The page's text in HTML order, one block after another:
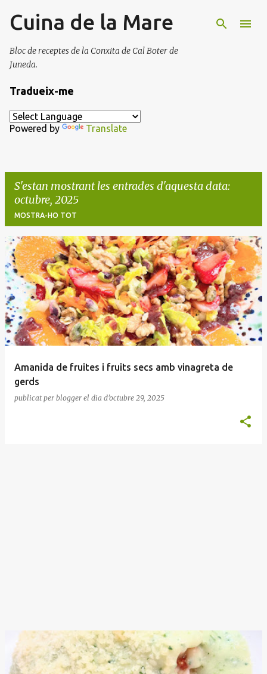
Salta al contingut principal
Cuina de la Mare
Bloc de receptes de la Conxita de Cal Boter de
Juneda.
Tradueix-me
Powered by Translate
S'estan mostrant les entrades d'aquesta data:
octubre, 2025
MOSTRA-HO TOT
n
t
r
a
d
Amanida de fruites i fruits secs amb vinagreta de
gerds
publicat per blogger el dia d’octubre 29, 2025